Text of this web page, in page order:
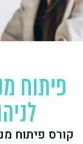
פיתוח
קורס פיתוח